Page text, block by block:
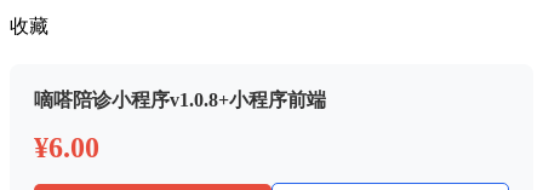
收藏
嘀嗒陪诊小程序v1.0.8+小程序前端
¥6.00